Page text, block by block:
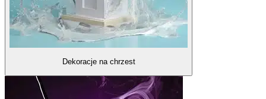
Dekoracje na chrzest